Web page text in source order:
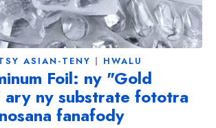
ASIAN-TENY HWALU
Foil: ny "Gold
ny substrate fototra
fanafody